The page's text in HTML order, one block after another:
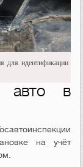
для идентификации
авто в
на учёт